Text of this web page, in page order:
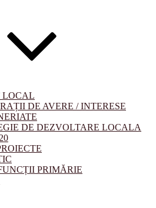
LOCAL
DE AVERE / INTERESE
DE DEZVOLTARE LOCALA
PRIMĂRIE